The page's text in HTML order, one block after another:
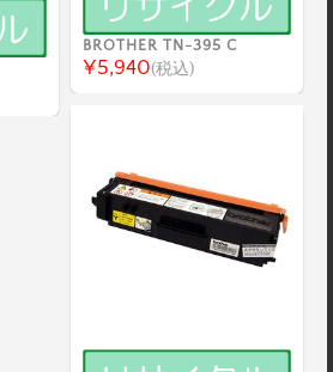
BROTHER TN-395 C
¥5,940(税込)